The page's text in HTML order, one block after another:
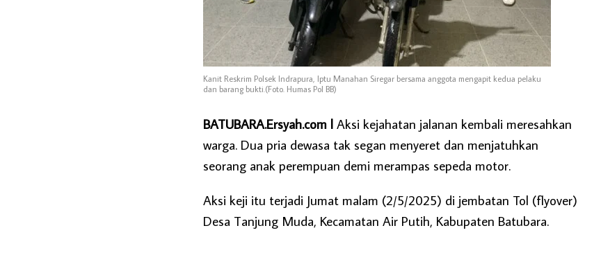
Kanit Reskrim Polsek Indrapura, Iptu Manahan Siregar bersama anggota mengapit kedua pelaku
dan barang bukti.(Foto. Humas Pol BB)
BATUBARA.Ersyah.com l Aksi kejahatan jalanan kembali meresahkan
warga. Dua pria dewasa tak segan menyeret dan menjatuhkan
seorang anak perempuan demi merampas sepeda motor.
Aksi keji itu terjadi Jumat malam (2/5/2025) di jembatan Tol (flyover)
Desa Tanjung Muda, Kecamatan Air Putih, Kabupaten Batubara.